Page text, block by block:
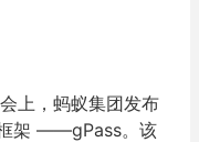
上，蚂蚁集团发布
架 ——gPass。该